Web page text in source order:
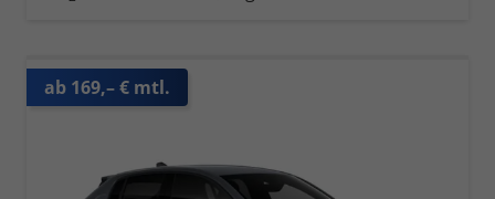
ab 169,– € mtl.